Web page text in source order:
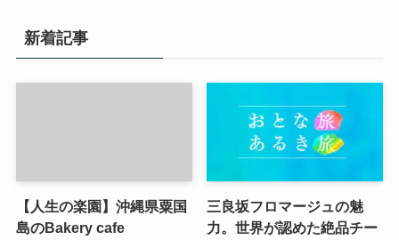
新着記事
【人生の楽園】沖縄県粟国
島のBakery cafe
三良坂フロマージュの魅
力。世界が認めた絶品チー